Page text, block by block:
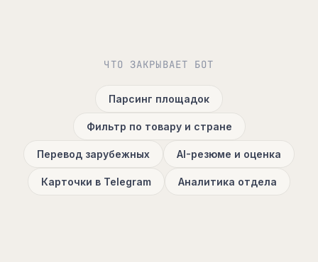
ЧТО ЗАКРЫВАЕТ БОТ
Парсинг площадок
Фильтр по товару и стране
Перевод зарубежных AI-резюме и оценка
Карточки в Telegram Аналитика отдела